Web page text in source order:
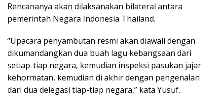
Rencananya akan dilaksanakan bilateral antara
pemerintah Negara Indonesia Thailand.
“Upacara penyambutan resmi akan diawali dengan
dikumandangkan dua buah lagu kebangsaan dari
setiap-tiap negara, kemudian inspeksi pasukan jajar
kehormatan, kemudian di akhir dengan pengenalan
dari dua delegasi tiap-tiap negara,” kata Yusuf.